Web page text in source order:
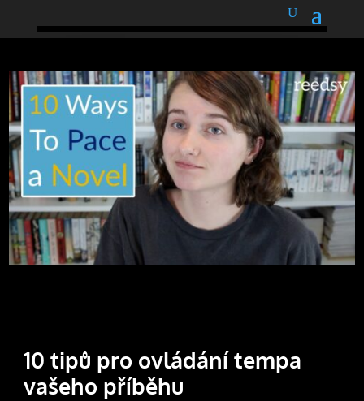
10 tipů pro ovládání tempa
vašeho příběhu